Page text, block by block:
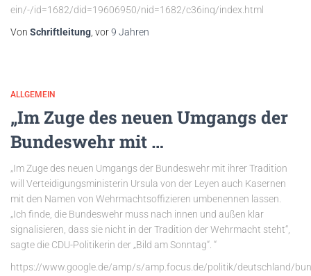
ein/-/id=1682/did=19606950/nid=1682/c36inq/index.html
Von Schriftleitung , vor9 Jahren
ALLGEMEIN
„Im Zuge des neuen Umgangs der
Bundeswehr mit …
„Im Zuge des neuen Umgangs der Bundeswehr mit ihrer Tradition
will Verteidigungsministerin Ursula von der Leyen auch Kasernen
mit den Namen von Wehrmachtsoffizieren umbenennen lassen.
„Ich finde, die Bundeswehr muss nach innen und außen klar
signalisieren, dass sie nicht in der Tradition der Wehrmacht steht“,
sagte die CDU-Politikerin der „Bild am Sonntag“. “
https://www.google.de/amp/s/amp.focus.de/politik/deutschland/